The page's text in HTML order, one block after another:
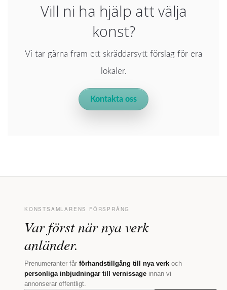
Vill ni ha hjälp att välja
konst?
Vi tar gärna fram ett skräddarsytt förslag för era
lokaler.
Kontakta oss
KONSTSAMLARENS FÖRSPRÅNG
Var först när nya verk
anländer.
Prenumeranter får förhandstillgång till nya verk och
personliga inbjudningar till vernissage innan vi
annonserar offentligt.